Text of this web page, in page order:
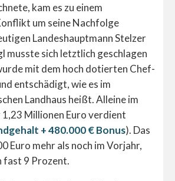
kam es zu einem
um seine Nachfolge
Landeshauptmann Stelzer
musste sich letztlich geschlagen
mit dem hoch dotierten Chef-
entschädigt, wie es im
Landhaus heißt. Alleine im
Millionen Euro verdient
+ 480.000 € Bonus). Das
Euro mehr als noch im Vorjahr,
fast 9 Prozent.